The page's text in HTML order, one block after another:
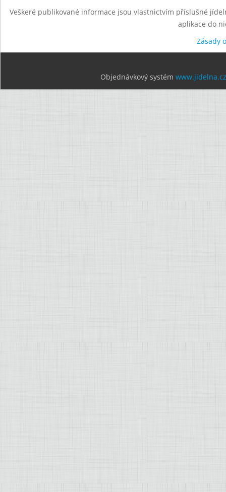
Veškeré publikované informace jsou vlastnictvím příslušné
aplikace do
Zásady
Objednávkový systém www.jidelna.cz